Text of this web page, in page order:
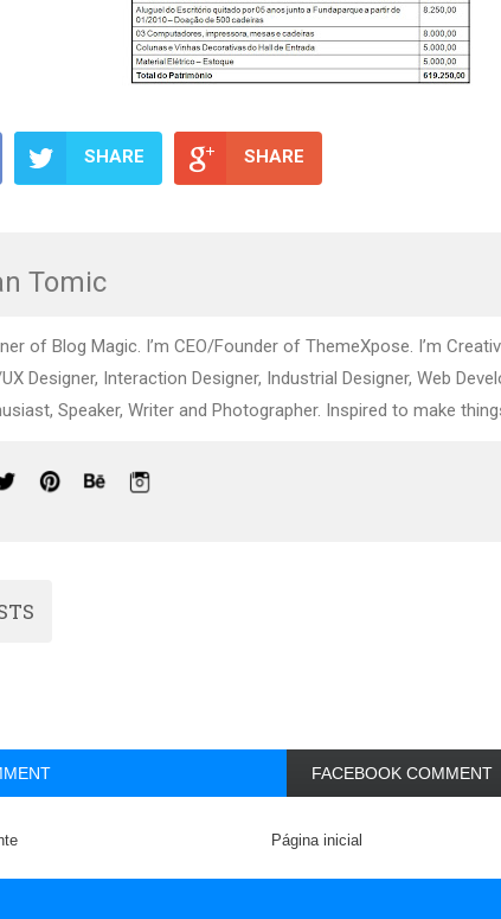
SHARE SHARE
Tomic
of Blog Magic. I’m CEO/Founder of ThemeXpose. I’m
Designer, Interaction Designer, Industrial Designer, Web
Speaker, Writer and Photographer. Inspired to make
FACEBOOK COMMENT
Página inicial